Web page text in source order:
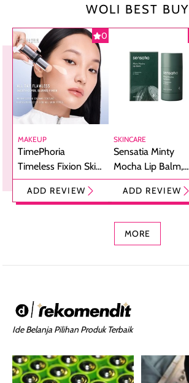
WOLI BEST BUY
0
MAKEUP
TimePhoria
Timeless Fixion Skin
Tint Stick,
Foundation dan
ADD REVIEW
SKINCARE
Sensatia Minty
Mocha Lip Balm,
Pelembap Bibir
dengan Aroma
ADD REVIEW
MORE
Ide Belanja Pilihan Produk Terbaik